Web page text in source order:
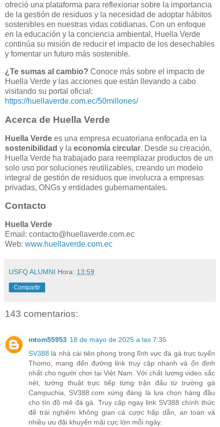
ofreció una plataforma para reflexionar sobre la importancia
de la gestión de residuos y la necesidad de adoptar hábitos
sostenibles en nuestras vidas cotidianas. Con un enfoque
en la educación y la conciencia ambiental, Huella Verde
continúa su misión de reducir el impacto de los desechables
y fomentar un futuro más sostenible.
¿Te sumas al cambio? Conoce más sobre el impacto de
Huella Verde y las acciones que están llevando a cabo
visitando su portal oficial:
https://huellaverde.com.ec/50millones/
Acerca de Huella Verde
Huella Verde es una empresa ecuatoriana enfocada en la
sostenibilidad y la economía circular. Desde su creación,
Huella Verde ha trabajado para reemplazar productos de un
solo uso por soluciones reutilizables, creando un modelo
integral de gestión de residuos que involucra a empresas
privadas, ONGs y entidades gubernamentales.
Contacto
Huella Verde
Email: contacto@huellaverde.com.ec
Web: www.huellaverde.com.ec
USFQ ALUMNI Hora: 13:59
Compartir
143 comentarios:
mtom55953 18 de mayo de 2025 a las 7:35
SV388 là nhà cái tiên phong trong lĩnh vực đá gà trực tuyến
Thomo, mang đến đường link truy cập nhanh và ổn định
nhất cho người chơi tại Việt Nam. Với chất lượng video sắc
nét, tường thuật trực tiếp từng trận đấu từ trường gà
Campuchia, SV388.com xứng đáng là lựa chọn hàng đầu
cho tín đồ mê đá gà. Truy cập ngay link SV388 chính thức
để trải nghiệm không gian cá cược hấp dẫn, an toàn và
nhiều ưu đãi khuyến mãi cực lớn mỗi ngày.